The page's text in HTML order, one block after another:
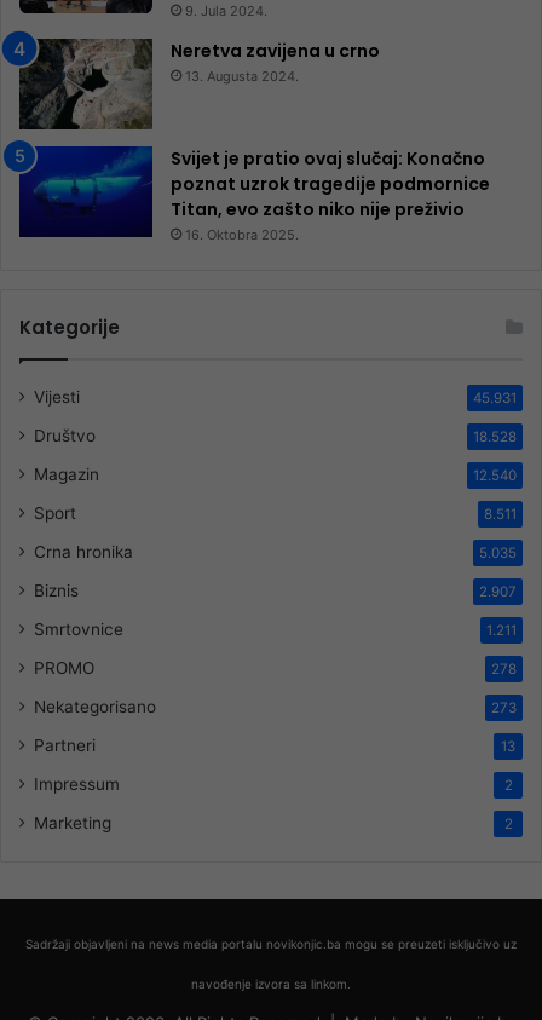
9. Jula 2024.
Neretva zavijena u crno
13. Augusta 2024.
Svijet je pratio ovaj slučaj: Konačno
poznat uzrok tragedije podmornice
Titan, evo zašto niko nije preživio
16. Oktobra 2025.
Kategorije
Vijesti 45.931
Društvo 18.528
Magazin 12.540
Sport 8.511
Crna hronika 5.035
Biznis 2.907
Smrtovnice 1.211
PROMO 278
Nekategorisano 273
Partneri 13
Impressum 2
Marketing 2
Sadržaji objavljeni na news media portalu novikonjic.ba mogu se preuzeti isključivo uz
navođenje izvora sa linkom.